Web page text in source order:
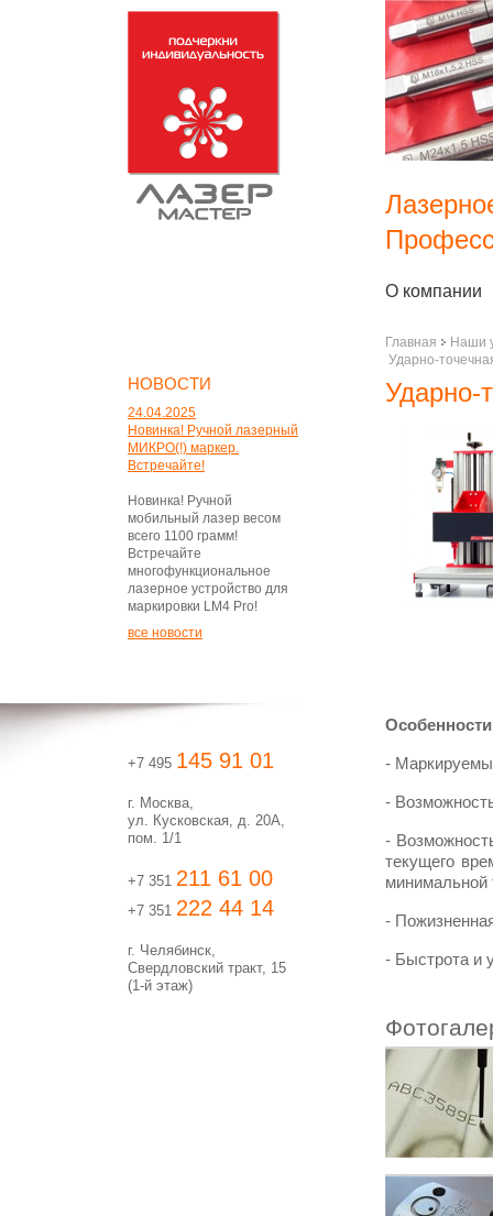
О компании
НОВОСТИ
24.04.2025
Новинка! Ручной лазерный
МИКРО(!) маркер.
Встречайте!
Новинка! Ручной
мобильный лазер весом
всего 1100 грамм!
Встречайте
многофункциональное
лазерное устройство для
маркировки LM4 Pro!
все новости
+7 495 145 91 01
г. Москва,
ул. Кусковская, д. 20А,
пом. 1/1
+7 351 211 61 00
+7 351 222 44 14
г. Челябинск,
Свердловский тракт, 15
(1-й этаж)
Главная
Наши
Ударно-
Ударно-
-
-
-
текущего
минимальной
-
- Быстрота и